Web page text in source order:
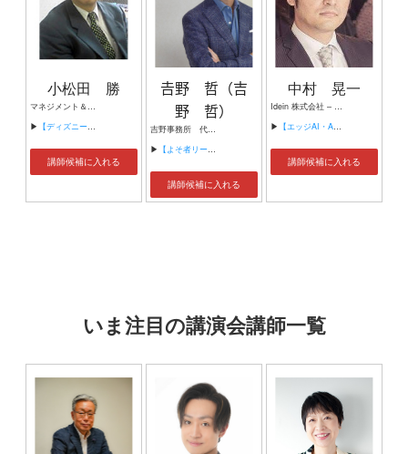
小松田 勝
マネジメント＆ネットワークオフィス代表
▶ 【ディズニー・フィロソフィー／サービスの本質～顧客・従業員満足マネジメント～】
講師候補に入れる
𠮷野 哲（吉
野 哲）
吉野事務所 代表 株式会社ソトー（東証一部）独立社外取締役 株式会社シューズセレクション 取締役
▶ 【よそ者リーダー学】
講師候補に入れる
中村 晃一
Idein 株式会社 – 代表取締役 CEO 国立大学法人 東北大学 共創戦略センター 特任教授 伊藤忠テクノソリューションズ株式会社 DX コンサルティング部 アドバイザー 株式会社NTT データグループ社内ベンチャープログラムメンター 株式会社三菱総合研究所アドバイザー 一般社団法人岩手イノベーションベース IIB Lab 社長
▶ 【エッジAI・AI半導体の最新の動向とビジネスユースケース】
講師候補に入れる
いま注目の講演会講師一覧